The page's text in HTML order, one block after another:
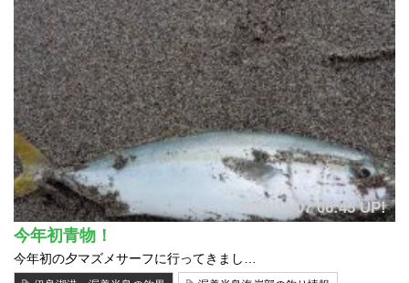
2019/11/07 06:45 UP!
今年初青物！
今年初の夕マズメサーフに行ってきまし…